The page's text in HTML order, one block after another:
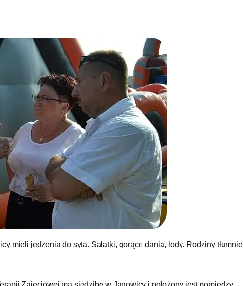
mieli jedzenia do syta. Sałatki, gorące dania, lody. Rodziny tłumnie
Zajęciowej ma siedzibę w Janowicy i położony jest pomiędzy